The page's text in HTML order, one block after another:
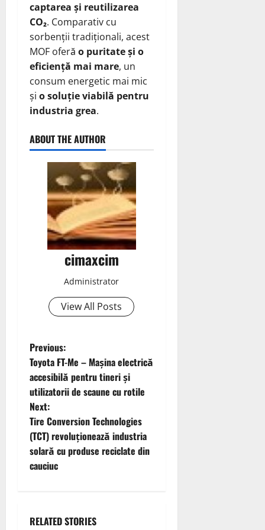
captarea și reutilizarea
CO₂. Comparativ cu
sorbenții tradiționali, acest
MOF oferă o puritate și o
eficiență mai mare, un
consum energetic mai mic
și o soluție viabilă pentru
industria grea.
ABOUT THE AUTHOR
cimaxcim
Administrator
View All Posts
P
o
s
t
n
a
Previous:
Toyota FT-Me – Mașina electrică
accesibilă pentru tineri și
utilizatorii de scaune cu rotile
Next:
Tire Conversion Technologies
(TCT) revoluționează industria
solară cu produse reciclate din
cauciuc
RELATED STORIES